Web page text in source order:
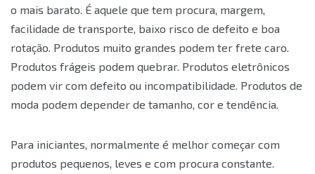
o mais barato. É aquele que tem procura, margem,
facilidade de transporte, baixo risco de defeito e boa
rotação. Produtos muito grandes podem ter frete caro.
Produtos frágeis podem quebrar. Produtos eletrônicos
podem vir com defeito ou incompatibilidade. Produtos de
moda podem depender de tamanho, cor e tendência.
Para iniciantes, normalmente é melhor começar com
produtos pequenos, leves e com procura constante.